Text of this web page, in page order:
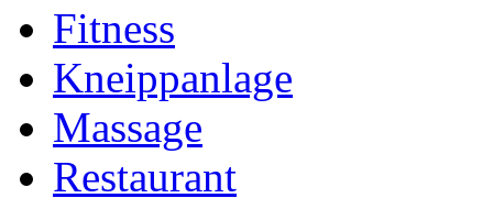
Fitness
Kneippanlage
Massage
Restaurant